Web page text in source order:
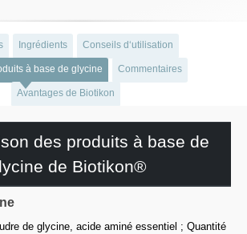
Ingrédients Conseils d‘utilisation
à base de glycine Commentaires
Avantages de Biotikon
des produits à base de
de Biotikon®
de glycine, acide aminé essentiel ; Quantité